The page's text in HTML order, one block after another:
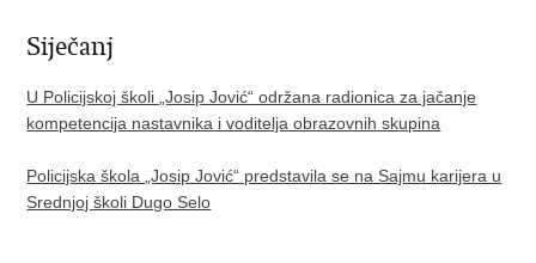
Siječanj
U Policijskoj školi „Josip Jović“ održana radionica za jačanje
kompetencija nastavnika i voditelja obrazovnih skupina
Policijska škola „Josip Jović“ predstavila se na Sajmu karijera u
Srednjoj školi Dugo Selo